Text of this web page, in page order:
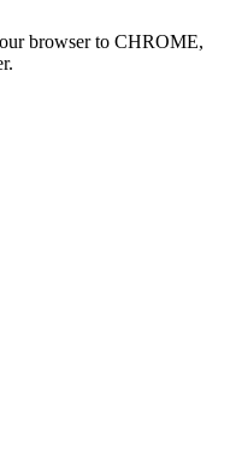
browser to CHROME,